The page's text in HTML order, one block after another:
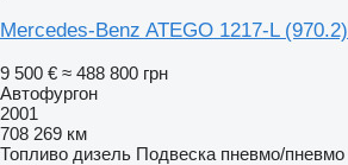
Mercedes-Benz ATEGO 1217-L (970.2)
9 500 € ≈ 488 800 грн
Автофургон
2001
708 269 км
Топливо дизель Подвеска пневмо/пневмо